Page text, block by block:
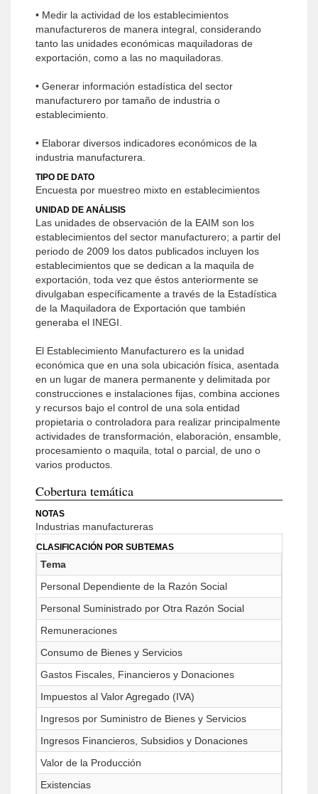
• Medir la actividad de los establecimientos
manufactureros de manera integral, considerando
tanto las unidades económicas maquiladoras de
exportación, como a las no maquiladoras.
• Generar información estadística del sector
manufacturero por tamaño de industria o
establecimiento.
• Elaborar diversos indicadores económicos de la
industria manufacturera.
TIPO DE DATO
Encuesta por muestreo mixto en establecimientos
UNIDAD DE ANÁLISIS
Las unidades de observación de la EAIM son los
establecimientos del sector manufacturero; a partir del
periodo de 2009 los datos publicados incluyen los
establecimientos que se dedican a la maquila de
exportación, toda vez que éstos anteriormente se
divulgaban específicamente a través de la Estadística
de la Maquiladora de Exportación que también
generaba el INEGI.
El Establecimiento Manufacturero es la unidad
económica que en una sola ubicación física, asentada
en un lugar de manera permanente y delimitada por
construcciones e instalaciones fijas, combina acciones
y recursos bajo el control de una sola entidad
propietaria o controladora para realizar principalmente
actividades de transformación, elaboración, ensamble,
procesamiento o maquila, total o parcial, de uno o
varios productos.
Cobertura temática
NOTAS
Industrias manufactureras
CLASIFICACIÓN POR SUBTEMAS
Tema
Personal Dependiente de la Razón Social
Personal Suministrado por Otra Razón Social
Remuneraciones
Consumo de Bienes y Servicios
Gastos Fiscales, Financieros y Donaciones
Impuestos al Valor Agregado (IVA)
Ingresos por Suministro de Bienes y Servicios
Ingresos Financieros, Subsidios y Donaciones
Valor de la Producción
Existencias